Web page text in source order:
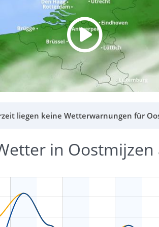
liegen keine Wetterwarnungen für
in